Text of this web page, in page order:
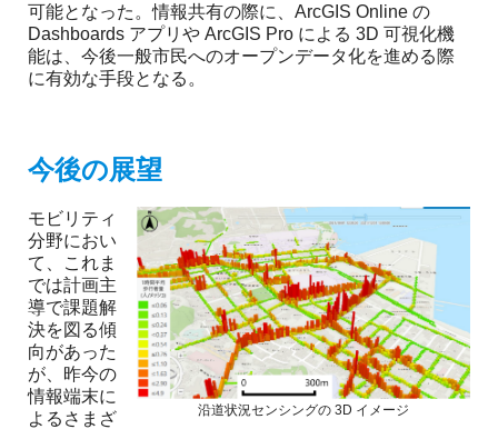
可能となった。情報共有の際に、ArcGIS Online の
Dashboards アプリや ArcGIS Pro による 3D 可視化機
能は、今後一般市民へのオープンデータ化を進める際
に有効な手段となる。
今後の展望
沿道状況センシングの 3D イメージ
モビリティ
分野におい
て、これま
では計画主
導で課題解
決を図る傾
向があった
が、昨今の
情報端末に
よるさまざ